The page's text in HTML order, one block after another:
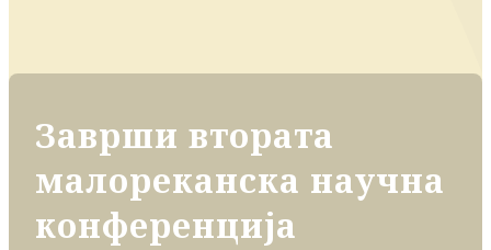
Заврши втората
малореканска научна
конференција